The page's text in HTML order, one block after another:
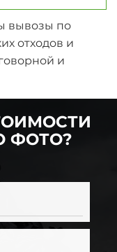
вывозы по
отходов и
и
ФОТО?